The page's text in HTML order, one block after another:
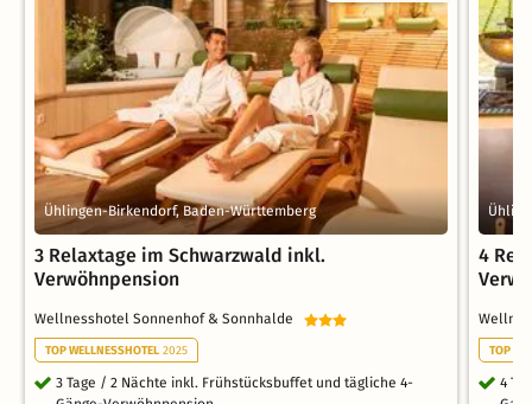
Ühlingen-Birkendorf, Baden-Württemberg
3 Relaxtage im Schwarzwald inkl.
Verwöhnpension
Wellnesshotel Sonnenhof & Sonnhalde
TOP WELLNESSHOTEL 2025
3 Tage / 2 Nächte inkl. Frühstücksbuffet und tägliche 4-
4
TOP
4